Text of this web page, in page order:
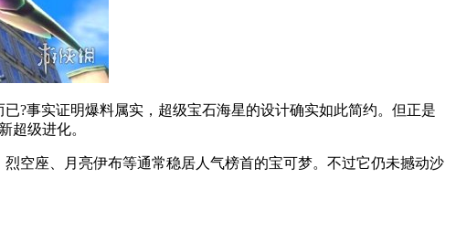
事实证明爆料属实，超级宝石海星的设计确实如此简约。但正是
超级进化。
座、月亮伊布等通常稳居人气榜首的宝可梦。不过它仍未撼动沙